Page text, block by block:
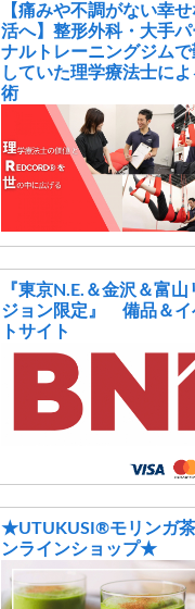
【痛みや不調がない幸
活へ】整形外科・大手パ
ナルトレーニングジムで
していた理学療法士に
術
『東京N.E.＆金沢＆富山
ジョン限定』 備品＆イ
トサイト
★UTUKUSI®モリンガ
ンラインショップ★